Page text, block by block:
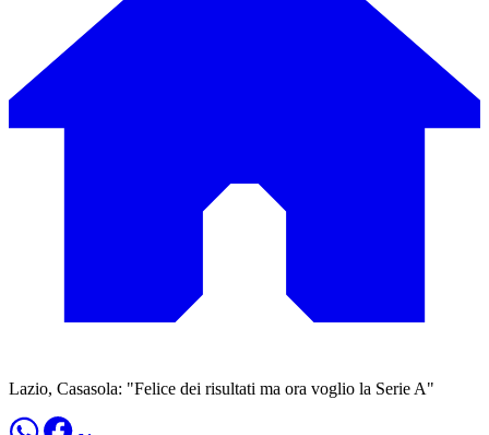
Lazio, Casasola: "Felice dei risultati ma ora voglio la Serie A"